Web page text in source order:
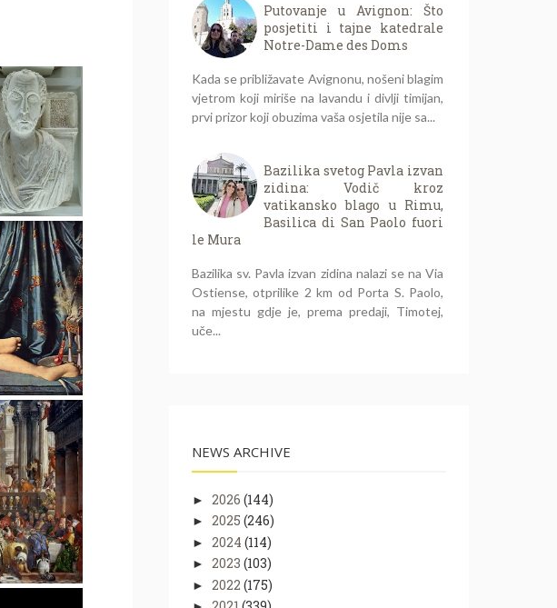
Putovanje u Avignon: Što
posjetiti i tajne katedrale
Notre-Dame des Doms
Kada se približavate Avignonu, nošeni blagim
vjetrom koji miriše na lavandu i divlji timijan,
prvi prizor koji obuzima vaša osjetila nije sa...
Bazilika svetog Pavla izvan
zidina: Vodič kroz
vatikansko blago u Rimu,
Basilica di San Paolo fuori
le Mura
Bazilika sv. Pavla izvan zidina nalazi se na Via
Ostiense, otprilike 2 km od Porta S. Paolo,
na mjestu gdje je, prema predaji, Timotej,
uče...
NEWS ARCHIVE
► 2026 (144)
► 2025 (246)
► 2024 (114)
► 2023 (103)
► 2022 (175)